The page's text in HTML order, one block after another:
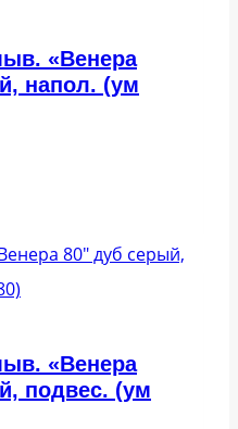
«Венера
напол. (ум
«Венера
подвес. (ум